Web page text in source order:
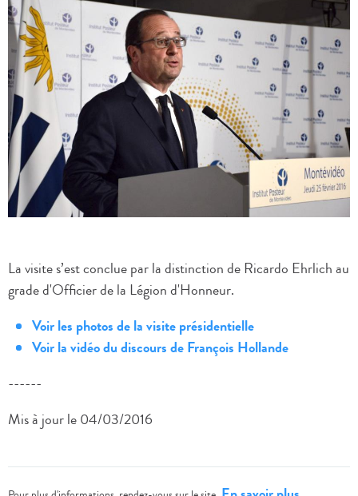
La visite s’est conclue par la distinction de Ricardo Ehrlich au
grade d'Officier de la Légion d'Honneur.
Voir les photos de la visite présidentielle
Voir la vidéo du discours de François Hollande
------
Mis à jour le 04/03/2016